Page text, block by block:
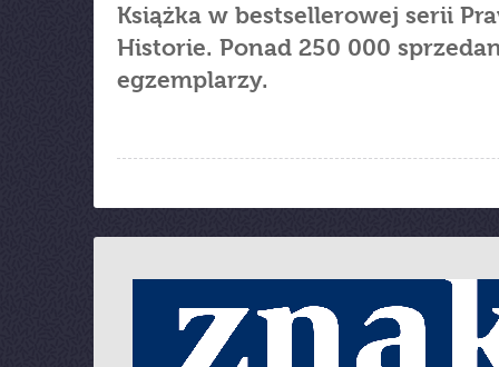
Książka w bestsellerowej serii
Historie. Ponad 250 000
egzemplarzy.